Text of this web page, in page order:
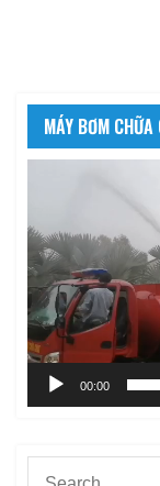
MÁY BƠM
Video
00:00